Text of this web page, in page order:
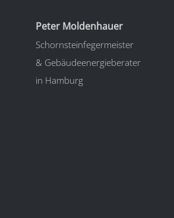
Peter Moldenhauer
Schornsteinfegermeister
& Gebäudeenergieberater
in Hamburg